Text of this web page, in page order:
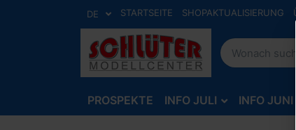
DE STARTSEITE SHOPAKTUALISIERUNG
PROSPEKTE INFO JULI INFO JUNI